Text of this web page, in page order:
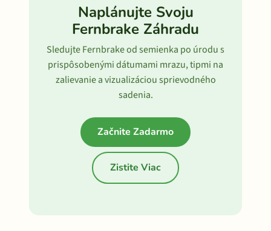
Naplánujte Svoju
Fernbrake Záhradu
Sledujte Fernbrake od semienka po úrodu s
prispôsobenými dátumami mrazu, tipmi na
zalievanie a vizualizáciou sprievodného
sadenia.
Začnite Zadarmo
Zistite Viac